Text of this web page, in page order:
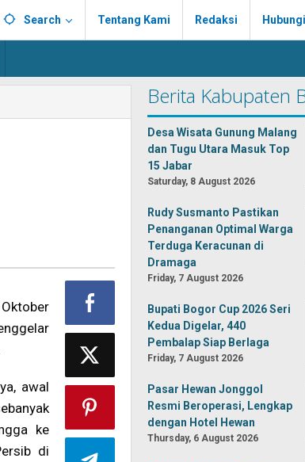
Search Tentang Kami Redaksi
awal
ke
di
Berita Kabupaten
Desa Wisata Gunung Malang
dan Tugu Utara Masuk Top
15 Jabar
Saturday, 8 August 2026
Rudy Susmanto Pastikan
Penanganan Optimal Warga
Terduga Keracunan di
Dramaga
Friday, 7 August 2026
Bupati Bogor Cup 2026 Seri
Kedua Digelar, 440
Pembalap Siap Berlaga
Friday, 7 August 2026
Pasar Hewan Jonggol
Resmi Beroperasi, Lengkap
dengan Hotel Hewan
Thursday, 6 August 2026